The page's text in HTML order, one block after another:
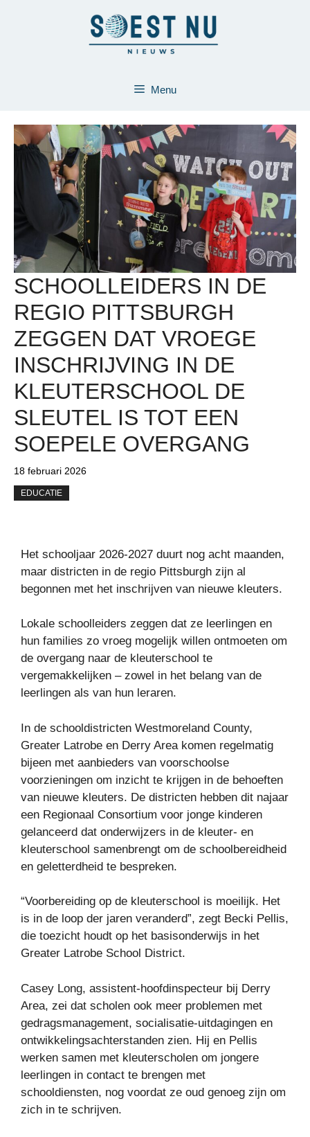
Menu
SCHOOLLEIDERS IN DE
REGIO PITTSBURGH
ZEGGEN DAT VROEGE
INSCHRIJVING IN DE
KLEUTERSCHOOL DE
SLEUTEL IS TOT EEN
SOEPELE OVERGANG
18 februari 2026
EDUCATIE
Het schooljaar 2026-2027 duurt nog acht maanden,
maar districten in de regio Pittsburgh zijn al
begonnen met het inschrijven van nieuwe kleuters.
Lokale schoolleiders zeggen dat ze leerlingen en
hun families zo vroeg mogelijk willen ontmoeten om
de overgang naar de kleuterschool te
vergemakkelijken – zowel in het belang van de
leerlingen als van hun leraren.
In de schooldistricten Westmoreland County,
Greater Latrobe en Derry Area komen regelmatig
bijeen met aanbieders van voorschoolse
voorzieningen om inzicht te krijgen in de behoeften
van nieuwe kleuters. De districten hebben dit najaar
een Regionaal Consortium voor jonge kinderen
gelanceerd dat onderwijzers in de kleuter- en
kleuterschool samenbrengt om de schoolbereidheid
en geletterdheid te bespreken.
“Voorbereiding op de kleuterschool is moeilijk. Het
is in de loop der jaren veranderd”, zegt Becki Pellis,
die toezicht houdt op het basisonderwijs in het
Greater Latrobe School District.
Casey Long, assistent-hoofdinspecteur bij Derry
Area, zei dat scholen ook meer problemen met
gedragsmanagement, socialisatie-uitdagingen en
ontwikkelingsachterstanden zien. Hij en Pellis
werken samen met kleuterscholen om jongere
leerlingen in contact te brengen met
schooldiensten, nog voordat ze oud genoeg zijn om
zich in te schrijven.